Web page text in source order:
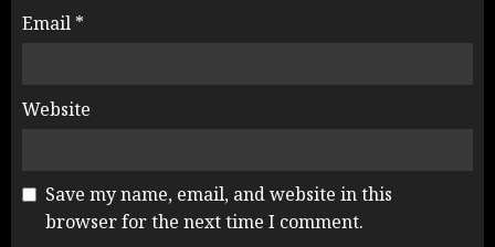
Email *
Website
Save my name, email, and website in this
browser for the next time I comment.